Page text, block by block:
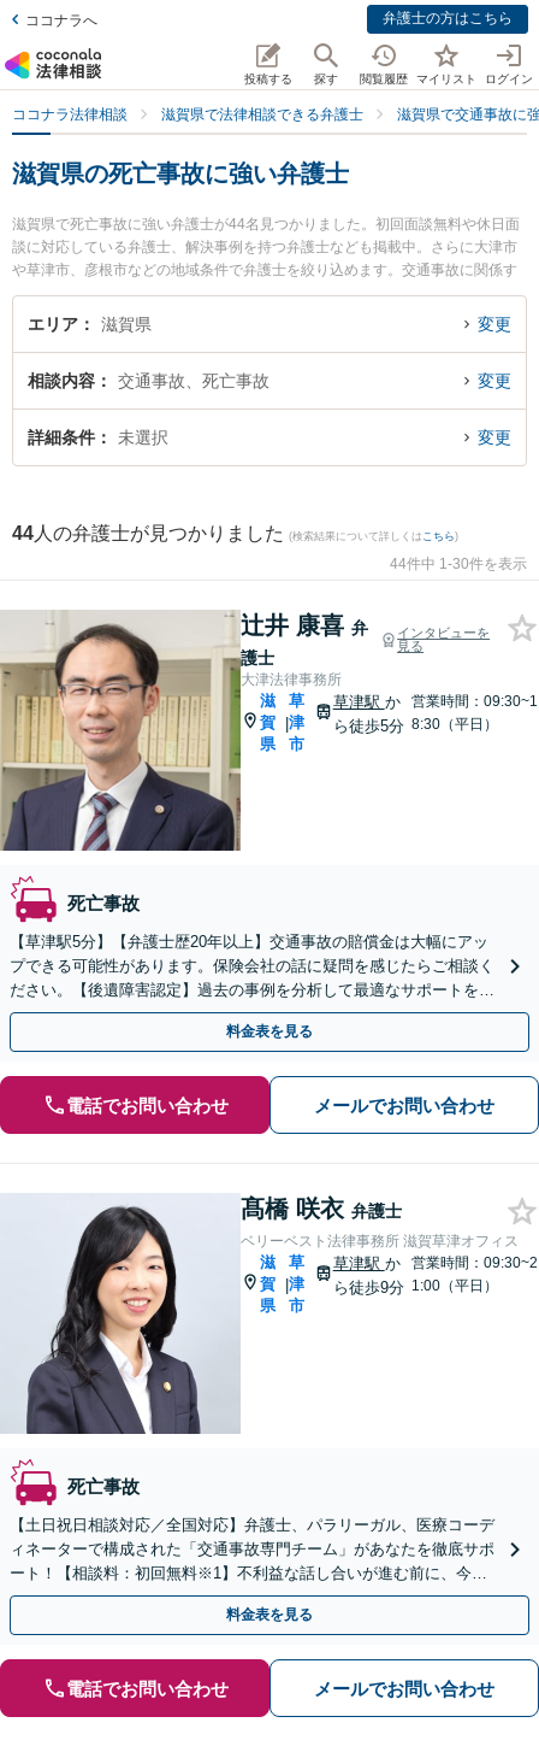
ココナラへ 弁護士の方はこちら
投稿する 探す 閲覧履歴 マイリスト ログイン
ココナラ法律相談 滋賀県で法律相談できる弁護士 滋賀県で交通事故に
滋賀県の死亡事故に強い弁護士
滋賀県で死亡事故に強い弁護士が44名見つかりました。初回面談無料や休日面
談に対応している弁護士、解決事例を持つ弁護士なども掲載中。さらに大津市
や草津市、彦根市などの地域条件で弁護士を絞り込めます。交通事故に関係す
る自動車事故やバイク事故、自転車事故等の細かな分野での絞り込み検索もで
き便利です。特に大津法律事務所の辻井 康喜弁護士やベリーベスト法律事務所
滋賀草津オフィスの髙橋 咲衣弁護士、弁護士法人バディ滋賀草津事務所の小川
『滋賀県で土日や夜間に発生した死亡事故のトラブルを今すぐに弁護士に相談
したい』『死亡事故のトラブル解決の実績豊富な近くの弁護士を検索したい』
『初回相談無料で死亡事故を法律相談できる滋賀県内の弁護士に相談予約した
エリア 滋賀県 変更
相談内容 交通事故、死亡事故 変更
詳細条件 未選択 変更
44 人の弁護士が見つかりました (検索結果について詳しくは こちら)
44件中 1-30件を表示
辻井 康喜 弁
護士
インタビューを
見る
大津法律事務所
滋
賀
県
|
草
津
市
草津駅 か
ら徒歩5分
営業時間：09:30~1
8:30（平日）
死亡事故
【草津駅5分】【弁護士歴20年以上】交通事故の賠償金は大幅にアッ
プできる可能性があります。保険会社の話に疑問を感じたらご相談く
ださい。【後遺障害認定】過去の事例を分析して最適なサポートを提
供します。【初回相談60分無料】【駐車場あり】
料金表を見る
電話でお問い合わせ メールでお問い合わせ
髙橋 咲衣 弁護士
ベリーベスト法律事務所 滋賀草津オフィス
滋
賀
県
|
草
津
市
草津駅 か
ら徒歩9分
営業時間：09:30~2
1:00（平日）
死亡事故
【土日祝日相談対応／全国対応】弁護士、パラリーガル、医療コーデ
ィネーターで構成された「交通事故専門チーム」があなたを徹底サポ
ート！【相談料：初回無料※1】不利益な話し合いが進む前に、今す
ぐ相談！
料金表を見る
電話でお問い合わせ メールでお問い合わせ